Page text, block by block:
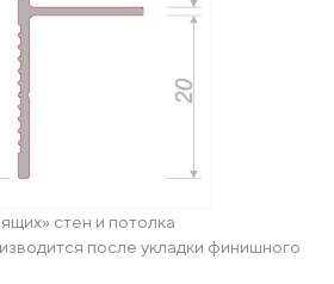
стен и потолка
после укладки финишного